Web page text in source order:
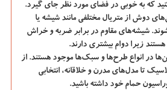
کنید که به خوبی در فضای مورد نظر جای گیرد.
دوش از متریال مختلفی مانند شیشه یا
شیشه‌های مقاوم در برابر ضربه و خراش
زیرا دوام بیشتری دارند.
در انواع طرح‌ها و سبک‌ها موجود هستند. از
تا مدل‌های مدرن و خلاقانه، انتخابی
حمام خود داشته باشید.